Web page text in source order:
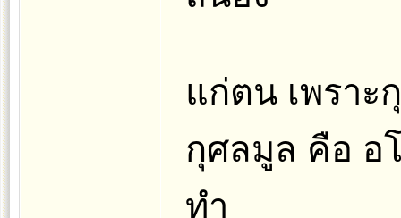
แก่ตน เพราะ
กุศลมูล คือ อ
ทำ